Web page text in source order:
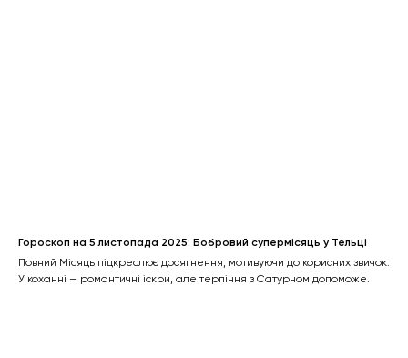
Гороскоп на 5 листопада 2025: Бобровий супермісяць у Тельці
Повний Місяць підкреслює досягнення, мотивуючи до корисних звичок.
У коханні — романтичні іскри, але терпіння з Сатурном допоможе.